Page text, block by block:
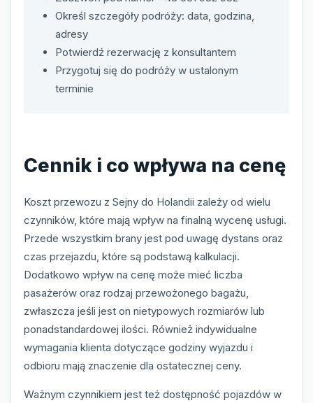
Określ szczegóły podróży: data, godzina,
adresy
Potwierdź rezerwację z konsultantem
Przygotuj się do podróży w ustalonym
terminie
Cennik i co wpływa na cenę
Koszt przewozu z Sejny do Holandii zależy od wielu
czynników, które mają wpływ na finalną wycenę usługi.
Przede wszystkim brany jest pod uwagę dystans oraz
czas przejazdu, które są podstawą kalkulacji.
Dodatkowo wpływ na cenę może mieć liczba
pasażerów oraz rodzaj przewożonego bagażu,
zwłaszcza jeśli jest on nietypowych rozmiarów lub
ponadstandardowej ilości. Również indywidualne
wymagania klienta dotyczące godziny wyjazdu i
odbioru mają znaczenie dla ostatecznej ceny.
Ważnym czynnikiem jest też dostępność pojazdów w